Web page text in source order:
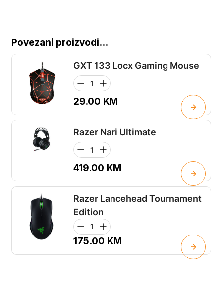
Povezani proizvodi...
GXT 133 Locx Gaming Mouse
29.00 KM
Razer Nari Ultimate
419.00 KM
Razer Lancehead Tournament
Edition
175.00 KM